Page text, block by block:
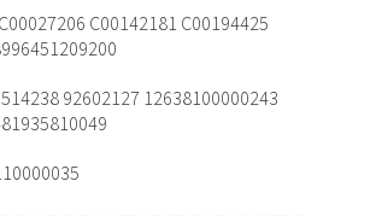
C00142181 C00194425
92602127 12638100000243